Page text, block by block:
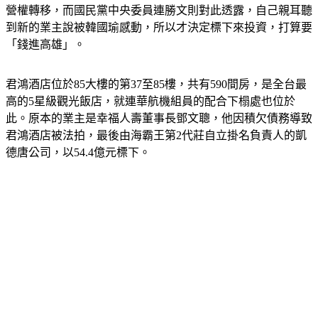
甚至傳出「高雄發大財幻滅」之語；高雄市長韓國瑜表示是經
營權轉移，而國民黨中央委員連勝文則對此透露，自己親耳聽
到新的業主說被韓國瑜感動，所以才決定標下來投資，打算要
君鴻酒店位於85大樓的第37至85樓，共有590間房，是全台最
高的5星級觀光飯店，就連華航機組員的配合下榻處也位於
此。原本的業主是幸福人壽董事長鄧文聰，他因積欠債務導致
君鴻酒店被法拍，最後由海霸王第2代莊自立掛名負責人的凱